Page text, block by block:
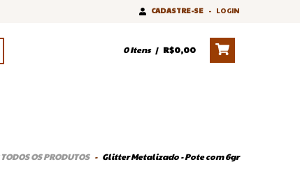
CADASTRE-SE - LOGIN
0Itens | R$0,00
TODOS OS PRODUTOS - Glitter Metalizado - Pote com 6gr